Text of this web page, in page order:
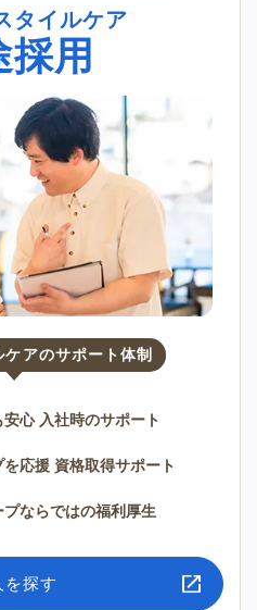
タイルケア
採用
アのサポート体制
安心 入社時のサポート
を応援 資格取得サポート
ならではの福利厚生
を探す